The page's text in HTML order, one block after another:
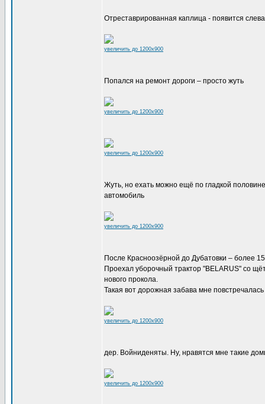
Отреставрированная каплица - появится
увеличить до 1200x900
Попался на ремонт дороги – просто жуть
увеличить до 1200x900
увеличить до 1200x900
Жуть, но ехать можно ещё по гладкой
автомобиль
увеличить до 1200x900
После Красноозёрной до Дубатовки – более
Проехал уборочный трактор "BELARUS" со
нового прокола.
Такая вот дорожная забава мне повстречалась
увеличить до 1200x900
дер. Войниденяты. Ну, нравятся мне такие
увеличить до 1200x900